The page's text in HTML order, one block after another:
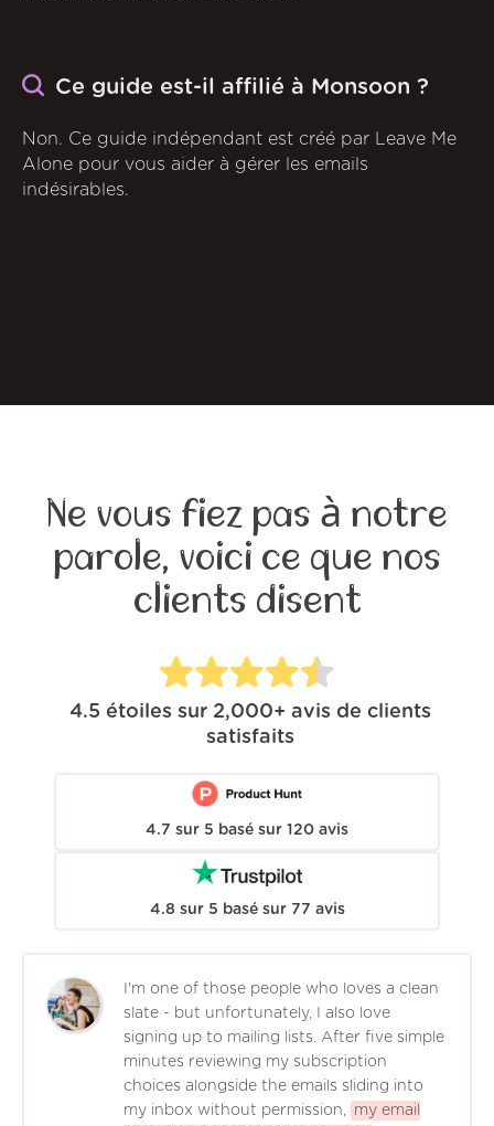
Ce guide est-il affilié à Monsoon ?
Non. Ce guide indépendant est créé par Leave Me
Alone pour vous aider à gérer les emails
indésirables.
Ne vous fiez pas à notre
parole, voici ce que nos
clients disent
4.5 étoiles sur 2,000+ avis de clients
satisfaits
4.7 sur 5 basé sur 120 avis
4.8 sur 5 basé sur 77 avis
I'm one of those people who loves a clean
slate - but unfortunately, I also love
signing up to mailing lists. After five simple
minutes reviewing my subscription
choices alongside the emails sliding into
my inbox without permission,
my email